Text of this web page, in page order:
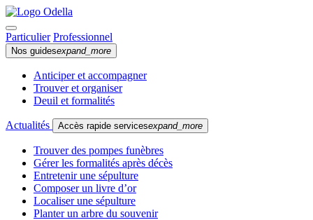
Particulier Professionnel
Nos guidesexpand_more
Anticiper et accompagner
Trouver et organiser
Deuil et formalités
Actualités Accès rapide servicesexpand_more
Trouver des pompes funèbres
Gérer les formalités après décès
Entretenir une sépulture
Composer un livre d’or
Localiser une sépulture
Planter un arbre du souvenir